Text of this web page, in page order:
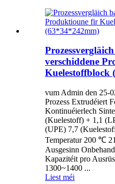
verschiddene
Kuelestoffblock
vum Admin den 25-
Prozess Extrudéiert
Kontinuéierlech
(Kuelestoff) + 1,1
(UPE) 7,7
Temperatur 200 ℃
Ausgesinn
Kapazitéit pro
1300~1400 ...
Liest méi